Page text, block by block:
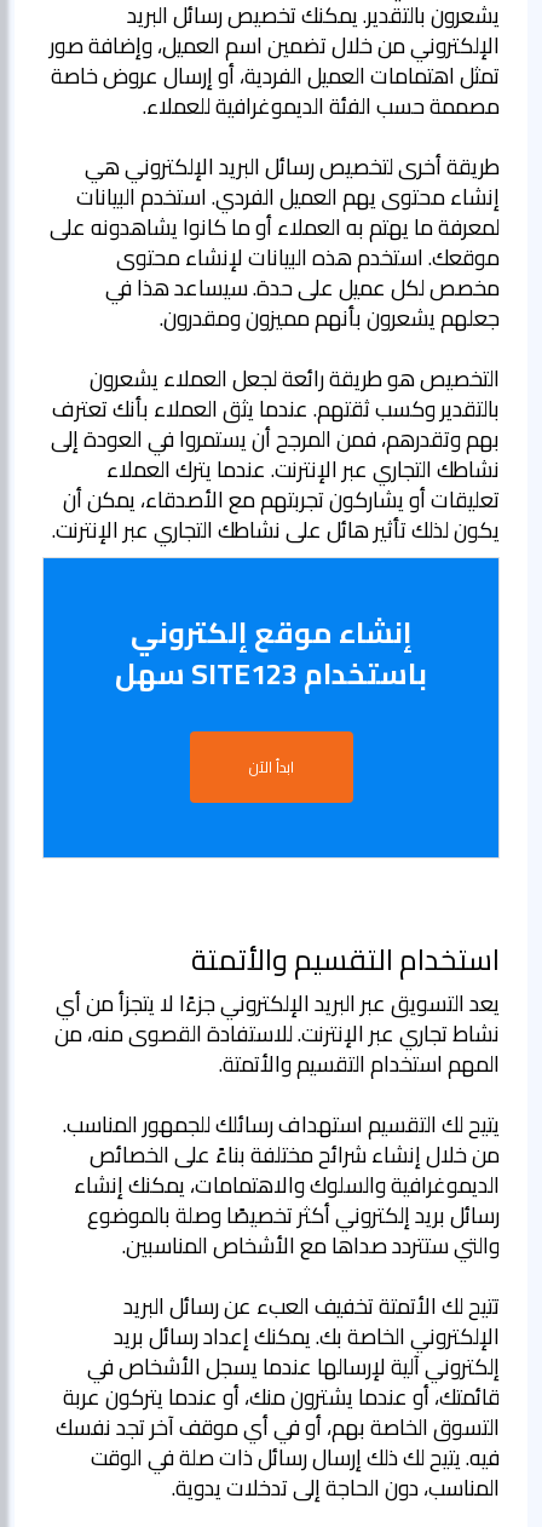
يشعرون بالتقدير. يمكنك تخصيص رسائل البريد
الإلكتروني من خلال تضمين اسم العميل، وإضافة صور
تمثل اهتمامات العميل الفردية، أو إرسال عروض خاصة
طريقة أخرى لتخصيص رسائل البريد الإلكتروني هي
إنشاء محتوى يهم العميل الفردي. استخدم البيانات
لمعرفة ما يهتم به العملاء أو ما كانوا يشاهدونه على
موقعك. استخدم هذه البيانات لإنشاء محتوى
مخصص لكل عميل على حدة. سيساعد هذا في
التخصيص هو طريقة رائعة لجعل العملاء يشعرون
بالتقدير وكسب ثقتهم. عندما يثق العملاء بأنك تعترف
بهم وتقدرهم، فمن المرجح أن يستمروا في العودة إلى
نشاطك التجاري عبر الإنترنت. عندما يترك العملاء
تعليقات أو يشاركون تجربتهم مع الأصدقاء، يمكن أن
يكون لذلك تأثير هائل على نشاطك التجاري عبر الإنترنت.
إنشاء موقع إلكتروني
باستخدام SITE123 سهل
ابدأ الآن
استخدام التقسيم والأتمتة
يعد التسويق عبر البريد الإلكتروني جزءًا لا يتجزأ من أي
نشاط تجاري عبر الإنترنت. للاستفادة القصوى منه، من
يتيح لك التقسيم استهداف رسائلك للجمهور المناسب.
من خلال إنشاء شرائح مختلفة بناءً على الخصائص
الديموغرافية والسلوك والاهتمامات، يمكنك إنشاء
رسائل بريد إلكتروني أكثر تخصيصًا وصلة بالموضوع
تتيح لك الأتمتة تخفيف العبء عن رسائل البريد
الإلكتروني الخاصة بك. يمكنك إعداد رسائل بريد
إلكتروني آلية لإرسالها عندما يسجل الأشخاص في
قائمتك، أو عندما يشترون منك، أو عندما يتركون عربة
التسوق الخاصة بهم، أو في أي موقف آخر تجد نفسك
فيه. يتيح لك ذلك إرسال رسائل ذات صلة في الوقت